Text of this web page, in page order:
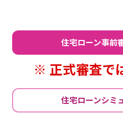
住宅ローン事前
※ 正式審査で
住宅ローンシミ